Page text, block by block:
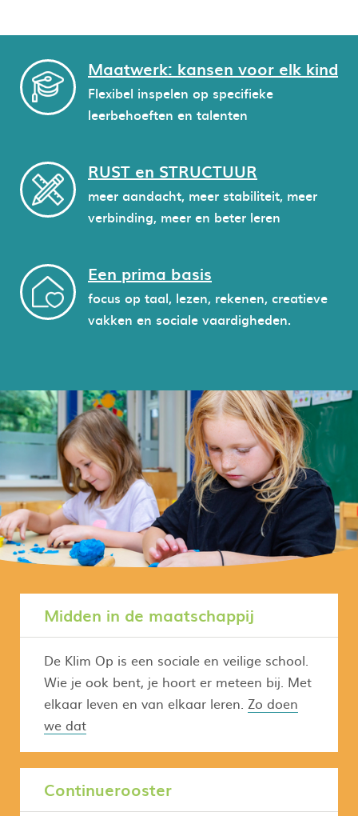
Maatwerk: kansen voor elk kind
Flexibel inspelen op specifieke
leerbehoeften en talenten
RUST en STRUCTUUR
meer aandacht, meer stabiliteit, meer
verbinding, meer en beter leren
Een prima basis
focus op taal, lezen, rekenen, creatieve
vakken en sociale vaardigheden.
Midden in de maatschappij
De Klim Op is een sociale en veilige school.
Wie je ook bent, je hoort er meteen bij. Met
elkaar leven en van elkaar leren. Zo doen
we dat
Continuerooster